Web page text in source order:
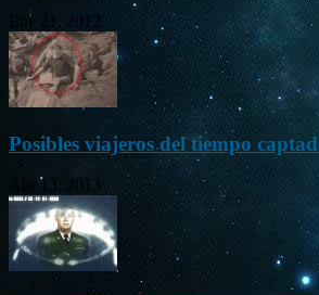
Ene 21, 2012
Posibles viajeros del tiempo
Abr 13, 2013